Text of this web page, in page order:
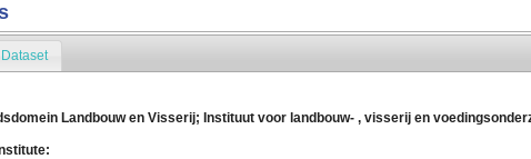
Dataset
Landbouw en Visserij; Instituut voor landbouw- , visserij en